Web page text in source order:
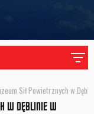
Sił Powietrznych w
W DĘBLINIE W